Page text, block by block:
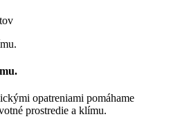
opatreniami pomáhame
prostredie a klímu.